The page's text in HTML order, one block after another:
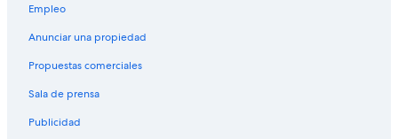
Empleo
Anunciar una propiedad
Propuestas comerciales
Sala de prensa
Publicidad